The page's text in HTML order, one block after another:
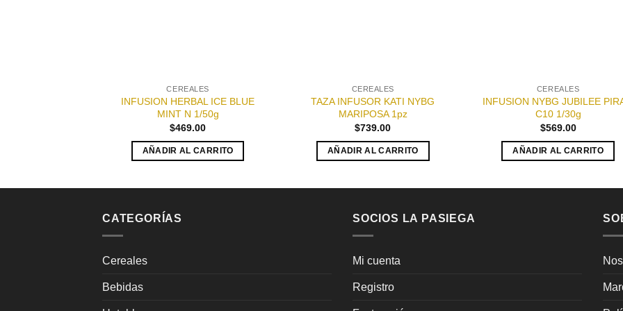
CEREALES
INFUSION HERBAL ICE BLUE
MINT N 1/50g
$469.00
AÑADIR AL CARRITO
CEREALES
TAZA INFUSOR KATI NYBG
MARIPOSA 1pz
$739.00
AÑADIR AL CARRITO
CEREALES
INFUSION NYBG JUBILEE
C10 1/30g
$569.00
AÑADIR AL CARRITO
CATEGORÍAS
Cereales
Bebidas
SOCIOS LA PASIEGA
Mi cuenta
Registro